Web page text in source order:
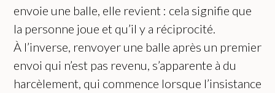
envoie une balle, elle revient : cela signifie que
la personne joue et qu’il y a réciprocité.
À l’inverse, renvoyer une balle après un premier
envoi qui n’est pas revenu, s’apparente à du
harcèlement, qui commence lorsque l’insistance